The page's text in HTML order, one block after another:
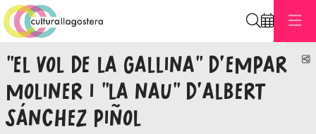
"EL VOL DE LA GALLINA" D'EMPAR
MOLINER I "LA NAU" D'ALBERT
SÁNCHEZ PIÑOL